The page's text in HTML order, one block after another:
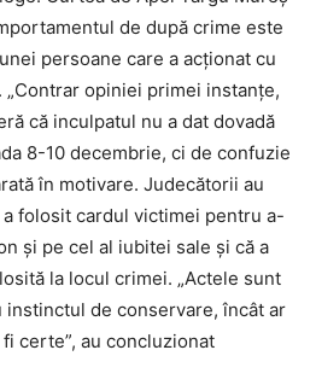
de după crime este
persoane care a acționat cu
opiniei primei instanţe,
că inculpatul nu a dat dovadă
8-10 decembrie, ci de confuzie
în motivare. Judecătorii au
folosit cardul victimei pentru a-
și pe cel al iubitei sale și că a
la locul crimei. „Actele sunt
de conservare, încât ar
certe”, au concluzionat